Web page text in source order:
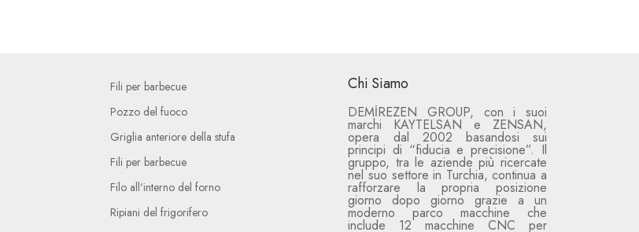
Fili per barbecue
Pozzo del fuoco
Griglia anteriore della stufa
Fili per barbecue
Filo all'interno del forno
Ripiani del frigorifero
Chi Siamo
DEMİREZEN GROUP, con i suoi
marchi KAYTELSAN e ZENSAN,
opera dal 2002 basandosi sui
principi di “fiducia e precisione”. Il
gruppo, tra le aziende più ricercate
nel suo settore in Turchia, continua a
rafforzare la propria posizione
giorno dopo giorno grazie a un
moderno parco macchine che
include 12 macchine CNC per